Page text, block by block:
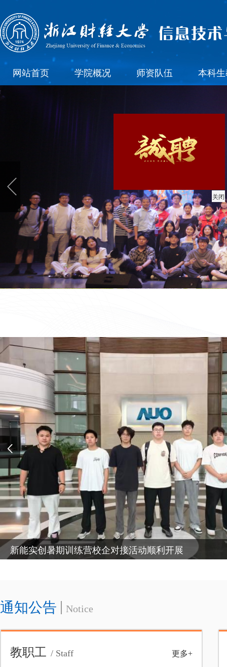
网站首页 学院概况 师资队伍 本科
新能实创暑期训练营校企对接活动顺利开展
通知公告 Notice
教职工 / Staff 更多+